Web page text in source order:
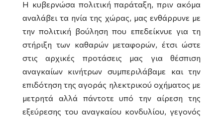
Η κυβερνώσα πολιτική παράταξη, πριν ακόμα
αναλάβει τα ηνία της χώρας, μας ενθάρρυνε με
την πολιτική βούληση που επεδείκνυε για τη
στήριξη των καθαρών μεταφορών, έτσι ώστε
στις αρχικές προτάσεις μας για θέσπιση
αναγκαίων κινήτρων συμπεριλάβαμε και την
επιδότηση της αγοράς ηλεκτρικού οχήματος με
μετρητά αλλά πάντοτε υπό την αίρεση της
εξεύρεσης του αναγκαίου κονδυλίου, γεγονός